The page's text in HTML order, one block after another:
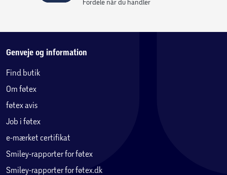
Fordele når du handler
Genveje og information
Find butik
Om føtex
føtex avis
Job i føtex
e-mærket certifikat
Smiley-rapporter for føtex
Smiley-rapporter for føtex.dk